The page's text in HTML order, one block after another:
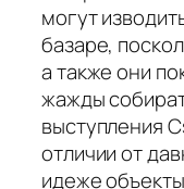
могут
базаре,
а также они
жажды
выступления
отличии от
идеже